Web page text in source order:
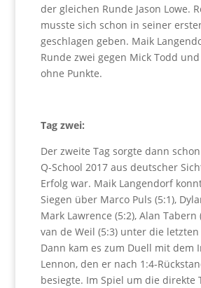
der gleichen Runde Jason Lowe.
musste sich schon in seiner
geschlagen geben. Maik
Runde zwei gegen Mick Todd
ohne Punkte.
Tag zwei:
Der zweite Tag sorgte dann
Q-School 2017 aus deutscher
Erfolg war. Maik Langendorf
Siegen über Marco Puls (5:1),
Mark Lawrence (5:2), Alan Tabern
van de Weil (5:3) unter die
Dann kam es zum Duell mit dem
Lennon, den er nach 1:4-
besiegte. Im Spiel um die direkte